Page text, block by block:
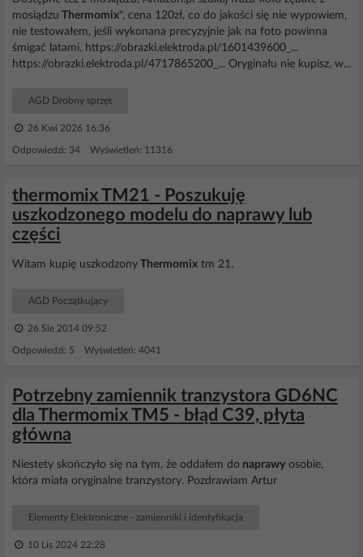
mosiądzu Thermomix", cena 120zł, co do jakości się nie wypowiem,
nie testowałem, jeśli wykonana precyzyjnie jak na foto powinna
śmigać latami. https://obrazki.elektroda.pl/1601439600_...
https://obrazki.elektroda.pl/4717865200_... Oryginału nie kupisz, w...
AGD Drobny sprzęt
26 Kwi 2026 16:36
Odpowiedzi: 34 Wyświetleń: 11316
thermomix TM21 - Poszukuję
uszkodzonego modelu do naprawy lub
części
Witam kupię uszkodzony Thermomix tm 21.
AGD Początkujący
26 Sie 2014 09:52
Odpowiedzi: 5 Wyświetleń: 4041
Potrzebny zamiennik tranzystora GD6NC
dla Thermomix TM5 - błąd C39, płyta
główna
Niestety skończyło się na tym, że oddałem do naprawy osobie,
która miała oryginalne tranzystory. Pozdrawiam Artur
Elementy Elektroniczne - zamienniki i identyfikacja
10 Lis 2024 22:28